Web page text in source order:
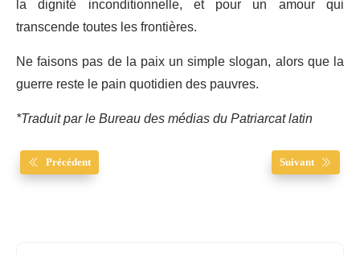
transcende toutes les frontières.
Ne faisons pas de la paix un simple slogan, alors que la
guerre reste le pain quotidien des pauvres.
*Traduit par le Bureau des médias du Patriarcat latin
Précédent Suivant